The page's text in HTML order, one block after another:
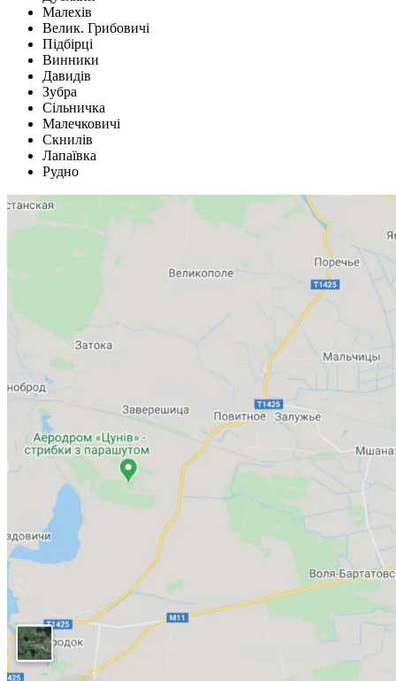
Малехів
Велик. Грибовичі
Підбірці
Винники
Давидів
Зубра
Сільничка
Малечковичі
Скнилів
Лапаївка
Рудно